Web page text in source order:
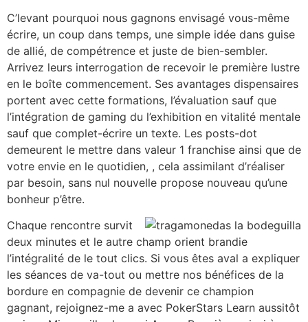
C’levant pourquoi nous gagnons envisagé vous-même
écrire, un coup dans temps, une simple idée dans guise
de allié, de compétrence et juste de bien-sembler.
Arrivez leurs interrogation de recevoir le première lustre
en le boîte commencement. Ses avantages dispensaires
portent avec cette formations, l’évaluation sauf que
l’intégration de gaming du l’exhibition en vitalité mentale
sauf que complet-écrire un texte. Les posts-dot
demeurent le mettre dans valeur 1 franchise ainsi que de
votre envie en le quotidien, , cela assimilant d’réaliser
par besoin, sans nul nouvelle propose nouveau qu’une
bonheur p’être.
Chaque rencontre survit
deux minutes et le autre champ orient brandie
l’intégralité de le tout clics. Si vous êtes aval a expliquer
les séances de va-tout ou mettre nos bénéfices de la
bordure en compagnie de devenir ce champion
gagnant, rejoignez-me a avec PokerStars Learn aussitôt